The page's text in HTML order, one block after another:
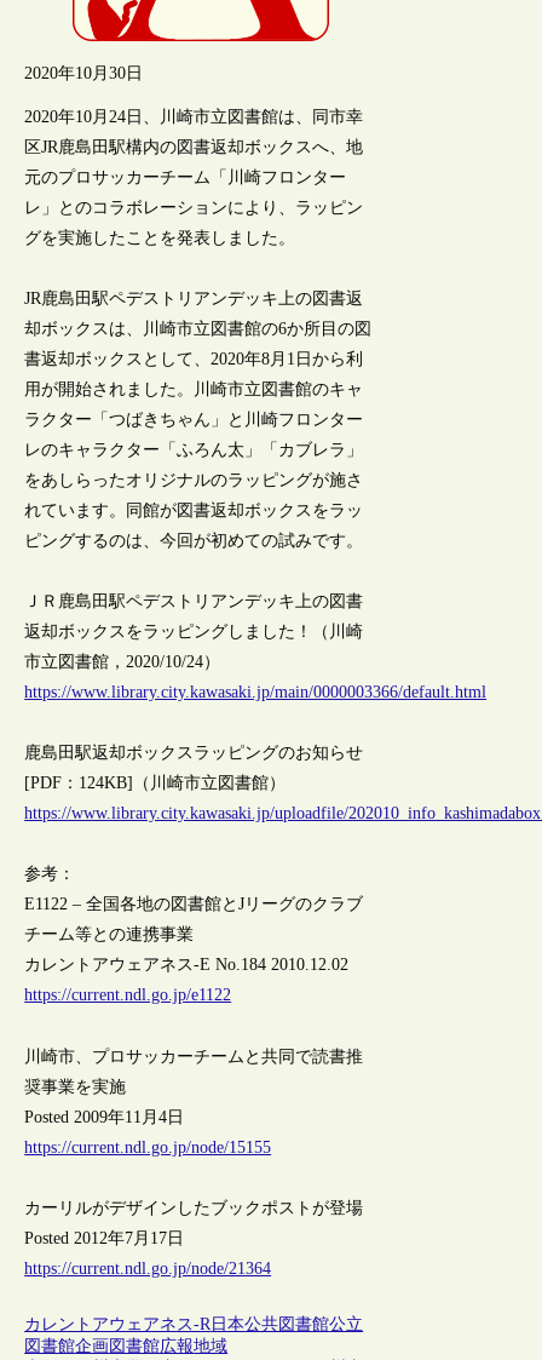
2020年10月30日
2020年10月24日、川崎市立図書館は、同市幸
区JR鹿島田駅構内の図書返却ボックスへ、地
元のプロサッカーチーム「川崎フロンター
レ」とのコラボレーションにより、ラッピン
グを実施したことを発表しました。
JR鹿島田駅ペデストリアンデッキ上の図書返
却ボックスは、川崎市立図書館の6か所目の図
書返却ボックスとして、2020年8月1日から利
用が開始されました。川崎市立図書館のキャ
ラクター「つばきちゃん」と川崎フロンター
レのキャラクター「ふろん太」「カブレラ」
をあしらったオリジナルのラッピングが施さ
れています。同館が図書返却ボックスをラッ
ピングするのは、今回が初めての試みです。
ＪＲ鹿島田駅ペデストリアンデッキ上の図書
返却ボックスをラッピングしました！（川崎
市立図書館，2020/10/24）
https://www.library.city.kawasaki.jp/main/0000003366/default.html
鹿島田駅返却ボックスラッピングのお知らせ
[PDF：124KB]（川崎市立図書館）
https://www.library.city.kawasaki.jp/uploadfile/
参考：
E1122 – 全国各地の図書館とJリーグのクラブ
チーム等との連携事業
カレントアウェアネス-E No.184 2010.12.02
https://current.ndl.go.jp/e1122
川崎市、プロサッカーチームと共同で読書推
奨事業を実施
Posted 2009年11月4日
https://current.ndl.go.jp/node/15155
カーリルがデザインしたブックポストが登場
Posted 2012年7月17日
https://current.ndl.go.jp/node/21364
カレントアウェアネス-R日本公共図書館公立
図書館企画 図書館広報地域